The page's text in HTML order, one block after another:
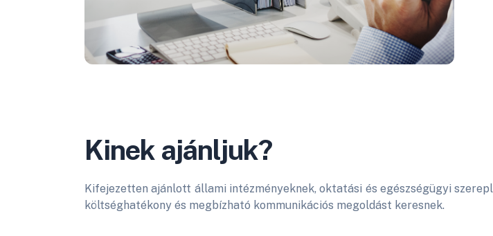
Kinek ajánljuk?
Kifejezetten ajánlott állami intézményeknek, oktatási és egészségügyi
költséghatékony és megbízható kommunikációs megoldást keresnek.